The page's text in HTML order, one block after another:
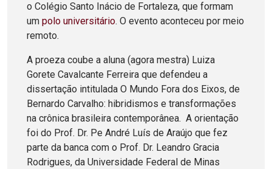
o Colégio Santo Inácio de Fortaleza, que formam
um polo universitário. O evento aconteceu por meio
remoto.
A proeza coube a aluna (agora mestra) Luiza
Gorete Cavalcante Ferreira que defendeu a
dissertação intitulada O Mundo Fora dos Eixos, de
Bernardo Carvalho: hibridismos e transformações
na crônica brasileira contemporânea. A orientação
foi do Prof. Dr. Pe André Luís de Araújo que fez
parte da banca com o Prof. Dr. Leandro Gracia
Rodrigues, da Universidade Federal de Minas